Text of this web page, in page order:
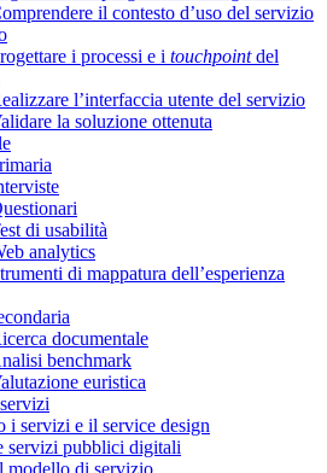
il contesto d’uso del servizio
i processi e i touchpointdel
l’interfaccia utente del servizio
la soluzione ottenuta
di usabilità
analytics
di mappatura dell’esperienza
documentale
benchmark
euristica
i servizi e il service design
servizi pubblici digitali
modello di servizio